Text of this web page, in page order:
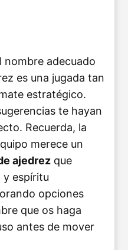
nombre adecuado
es una jugada tan
estratégico.
te hayan
Recuerda, la
merece un
ajedrez que
y espíritu
opciones
que os haga
antes de mover